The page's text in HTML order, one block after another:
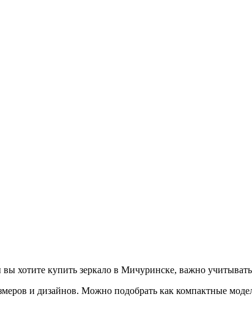
хотите купить зеркало в Мичуринске, важно
и дизайнов. Можно подобрать как компактные